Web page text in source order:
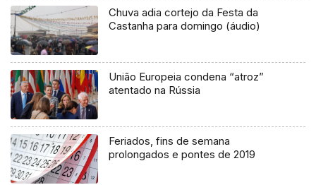
Chuva adia cortejo da Festa da
Castanha para domingo (áudio)
União Europeia condena “atroz”
atentado na Rússia
Feriados, fins de semana
prolongados e pontes de 2019